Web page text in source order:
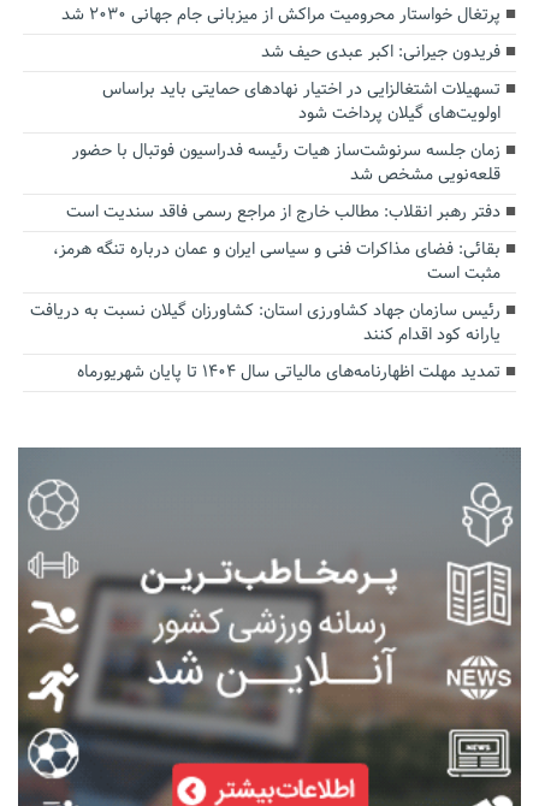
پرتغال خواستار محرومیت مراکش از میزبانی جام جهانی ۲۰۳۰ شد
فریدون جیرانی: اکبر عبدی حیف شد
تسهیلات اشتغالزایی در اختیار نهادهای حمایتی باید براساس
اولویت‌های گیلان پرداخت شود
زمان جلسه سرنوشت‌ساز هیات رئیسه فدراسیون فوتبال با حضور
قلعه‌نویی مشخص شد
دفتر رهبر انقلاب: مطالب خارج از مراجع رسمی فاقد سندیت است
بقائی: فضای مذاکرات فنی و سیاسی ایران و عمان درباره تنگه هرمز،
مثبت است
رئیس سازمان جهاد کشاورزی استان: کشاورزان گیلان نسبت به دریافت
یارانه کود اقدام کنند
تمدید مهلت اظهارنامه‌های مالیاتی سال ۱۴۰۴ تا پایان شهریورماه